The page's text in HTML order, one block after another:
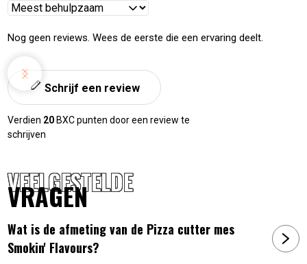
Reviews
Nog geen reviews. Wees de eerste die een ervaring deelt.
Schrijf een review
Verdien 20 BXC punten door een review te
schrijven
VEELGESTELDE
VRAGEN
Wat is de afmeting van de Pizza cutter mes
Smokin' Flavours?